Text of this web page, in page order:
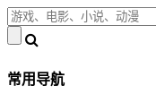
常用导航